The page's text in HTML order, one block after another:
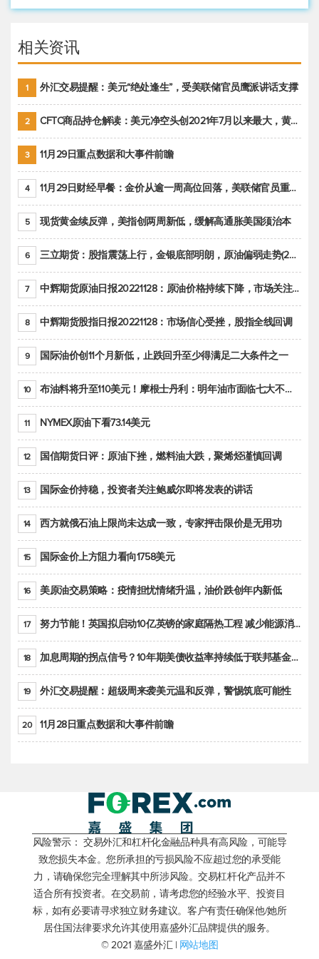
相关资讯
1 外汇交易提醒：美元“绝处逢生”，受美联储官员鹰派讲话支撑
2 CFTC商品持仓解读：美元净空头创2021年7月以来最大，黄金期货投机性净多头头寸减少
3 11月29日重点数据和大事件前瞻
4 11月29日财经早餐：金价从逾一周高位回落，美联储官员重申鹰派立场推动美元回升
5 现货黄金续反弹，美指创两周新低，缓解高通胀美国须治本
6 三立期货：股指震荡上行，金银底部明朗，原油偏弱走势(20221128收评)
7 中辉期货原油日报20221128：原油价格持续下降，市场关注OPEC+新一轮产能政策
8 中辉期货股指日报20221128：市场信心受挫，股指全线回调
9 国际油价创11个月新低，止跌回升至少得满足二大条件之一
10 布油料将升至110美元！摩根士丹利：明年油市面临七大不确定性
11 NYMEX原油下看73.14美元
12 国信期货日评：原油下挫，燃料油大跌，聚烯烃谨慎回调
13 国际金价持稳，投资者关注鲍威尔即将发表的讲话
14 西方就俄石油上限尚未达成一致，专家抨击限价是无用功
15 国际金价上方阻力看向1758美元
16 美原油交易策略：疫情担忧情绪升温，油价跌创年内新低
17 努力节能！英国拟启动10亿英镑的家庭隔热工程 减少能源消耗
18 加息周期的拐点信号？10年期美债收益率持续低于联邦基金利率目标区间
19 外汇交易提醒：超级周来袭美元温和反弹，警惕筑底可能性
20 11月28日重点数据和大事件前瞻
风险警示： 交易外汇和杠杆化金融品种具有高风险，可能导
致您损失本金。您所承担的亏损风险不应超过您的承受能
力，请确保您完全理解其中所涉风险。交易杠杆化产品并不
适合所有投资者。在交易前，请考虑您的经验水平、投资目
标，如有必要请寻求独立财务建议。客户有责任确保他/她所
居住国法律要求允许其使用嘉盛外汇品牌提供的服务。
© 2021 嘉盛外汇 | 网站地图